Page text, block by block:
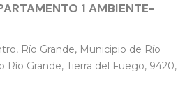
1 AMBIENTE-
Río Grande, Municipio de Río
Río Grande, Tierra del Fuego, 9420,